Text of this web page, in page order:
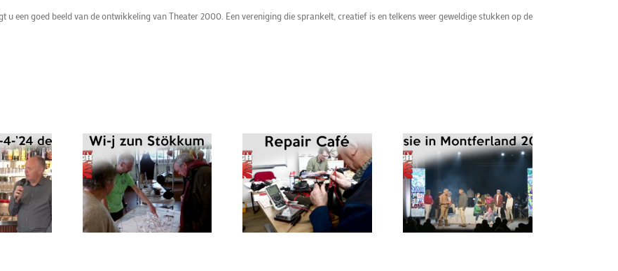
u een goed beeld van de ontwikkeling van Theater 2000. Een vereniging die sprankelt, creatief is en telkens weer geweldige stukken op de